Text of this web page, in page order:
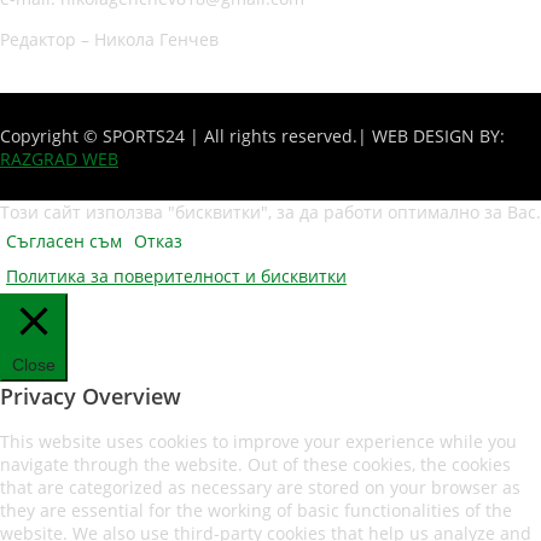
Редактор – Никола Генчев
Copyright © SPORTS24 | All rights reserved. | WEB DESIGN BY:
RAZGRAD WEB
Този сайт използва "бисквитки", за да работи оптимално за Вас.
Съгласен съм Отказ
Политика за поверителност и бисквитки
Close
Privacy Overview
This website uses cookies to improve your experience while you
navigate through the website. Out of these cookies, the cookies
that are categorized as necessary are stored on your browser as
they are essential for the working of basic functionalities of the
website. We also use third-party cookies that help us analyze and